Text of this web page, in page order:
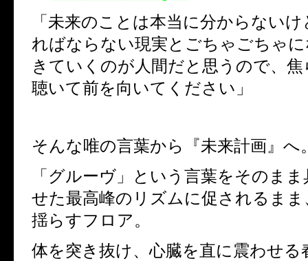
「未来のことは本当に分からない
ればならない現実とごちゃごちゃ
きていくのが人間だと思うので、
聴いて前を向いてください」
そんな唯の言葉から『未来計画』へ
「グルーヴ」という言葉をそのま
せた最高峰のリズムに促されるま
揺らすフロア。
体を突き抜け、心臓を直に震わせる